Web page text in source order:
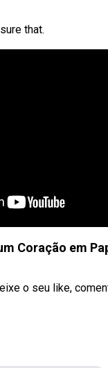
that.
Coração em
o seu like,